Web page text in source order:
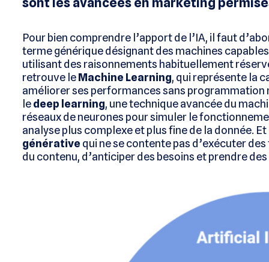
Pour bien comprendre l’apport de l’IA, il faut
terme générique désignant des machines
utilisant des raisonnements habituellement
retrouve leMachine Learning, qui représente la
améliorer ses performances sans programmation
ledeep learning, une technique avancée du
réseaux de neurones pour simuler le
analyse plus complexe et plus fine de la donnée.
générative qui ne se contente pas d’exécuter
du contenu, d’anticiper des besoins et prendre